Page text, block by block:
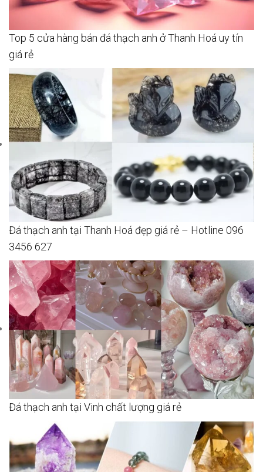
Top 5 cửa hàng bán đá thạch anh ở Thanh Hoá uy tín
giá rẻ
Đá thạch anh tại Thanh Hoá đẹp giá rẻ – Hotline 096
3456 627
Đá thạch anh tại Vinh chất lượng giá rẻ